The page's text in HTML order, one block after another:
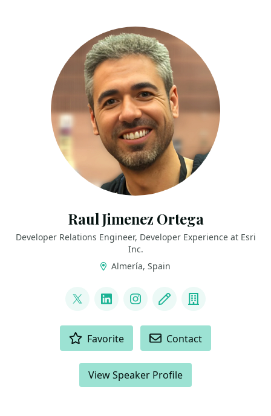
Raul Jimenez Ortega
Developer Relations Engineer, Developer Experience at Esri
Inc.
Almería, Spain
@hhkaosLinkedInInstagram
Blog Company
Favorite Contact
View Speaker Profile